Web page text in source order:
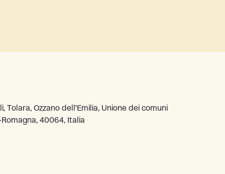
Tolara, Ozzano dell'Emilia, Unione dei comuni
40064, Italia